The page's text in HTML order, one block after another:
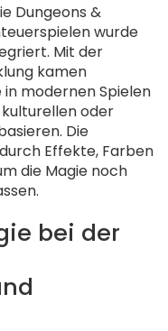
Dungeons &
wurde
Mit der
kamen
modernen Spielen
oder
Die
Effekte, Farben
die Magie noch
bei der